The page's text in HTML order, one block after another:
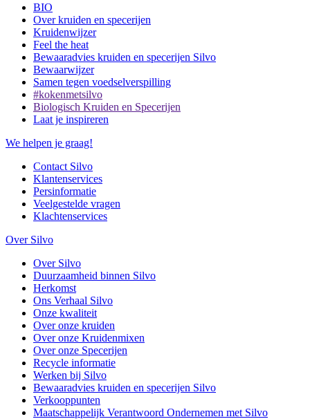
BIO
Over kruiden en specerijen
Kruidenwijzer
Feel the heat
Bewaaradvies kruiden en specerijen Silvo
Bewaarwijzer
Samen tegen voedselverspilling
#kokenmetsilvo
Biologisch Kruiden en Specerijen
Laat je inspireren
We helpen je graag!
Contact Silvo
Klantenservices
Persinformatie
Veelgestelde vragen
Klachtenservices
Over Silvo
Over Silvo
Duurzaamheid binnen Silvo
Herkomst
Ons Verhaal Silvo
Onze kwaliteit
Over onze kruiden
Over onze Kruidenmixen
Over onze Specerijen
Recycle informatie
Werken bij Silvo
Bewaaradvies kruiden en specerijen Silvo
Verkooppunten
Maatschappelijk Verantwoord Ondernemen met Silvo